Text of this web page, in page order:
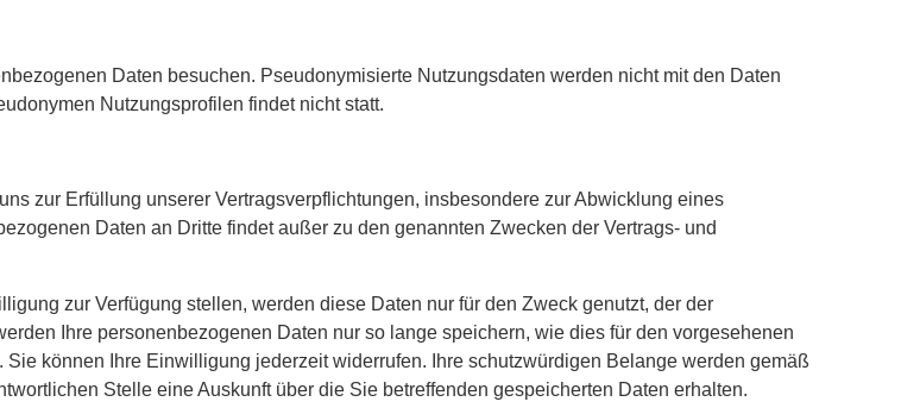
Daten besuchen. Pseudonymisierte Nutzungsdaten werden nicht mit den Daten
Nutzungsprofilen findet nicht statt.
zur Erfüllung unserer Vertragsverpflichtungen, insbesondere zur Abwicklung eines
Daten an Dritte findet außer zu den genannten Zwecken der Vertrags- und
zur Verfügung stellen, werden diese Daten nur für den Zweck genutzt, der der
Ihre personenbezogenen Daten nur so lange speichern, wie dies für den vorgesehenen
können Ihre Einwilligung jederzeit widerrufen. Ihre schutzwürdigen Belange werden gemäß
Stelle eine Auskunft über die Sie betreffenden gespeicherten Daten erhalten.